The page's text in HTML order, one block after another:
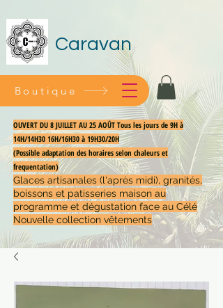
Caravan
OUVERT DU 8 JUILLET AU 25 AOÛT Tous les jours de 9H à
14H/14H30 16H/16H30 à 19H30/20H
(Possible adaptation des horaires selon chaleurs et
frequentation)
Glaces artisanales (l'après midi), granités,
boissons et patisseries maison au
programme et dégustation face au Célé
Nouvelle collection vêtements
Boutique